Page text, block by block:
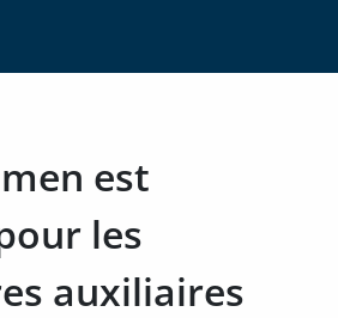
est
les
auxiliaires